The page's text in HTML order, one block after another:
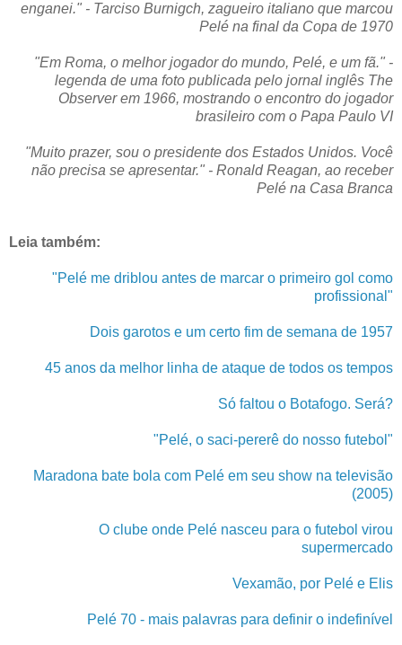
enganei." - Tarciso Burnigch, zagueiro italiano que marcou
Pelé na final da Copa de 1970
"Em Roma, o melhor jogador do mundo, Pelé, e um fã." -
legenda de uma foto publicada pelo jornal inglês The
Observer em 1966, mostrando o encontro do jogador
brasileiro com o Papa Paulo VI
"Muito prazer, sou o presidente dos Estados Unidos. Você
não precisa se apresentar." - Ronald Reagan, ao receber
Pelé na Casa Branca
Leia também:
"Pelé me driblou antes de marcar o primeiro gol como
profissional"
Dois garotos e um certo fim de semana de 1957
45 anos da melhor linha de ataque de todos os tempos
Só faltou o Botafogo. Será?
"Pelé, o saci-pererê do nosso futebol"
Maradona bate bola com Pelé em seu show na televisão
(2005)
O clube onde Pelé nasceu para o futebol virou
supermercado
Vexamão, por Pelé e Elis
Pelé 70 - mais palavras para definir o indefinível